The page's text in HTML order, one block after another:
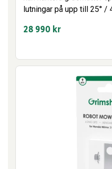
lutningar på upp till 25° /
28 990 kr